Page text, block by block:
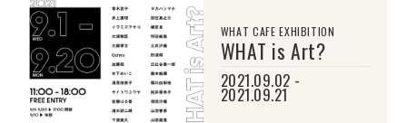
WHAT CAFE EXHIBITION
WHAT is Art?
2021.09.02 -
2021.09.21